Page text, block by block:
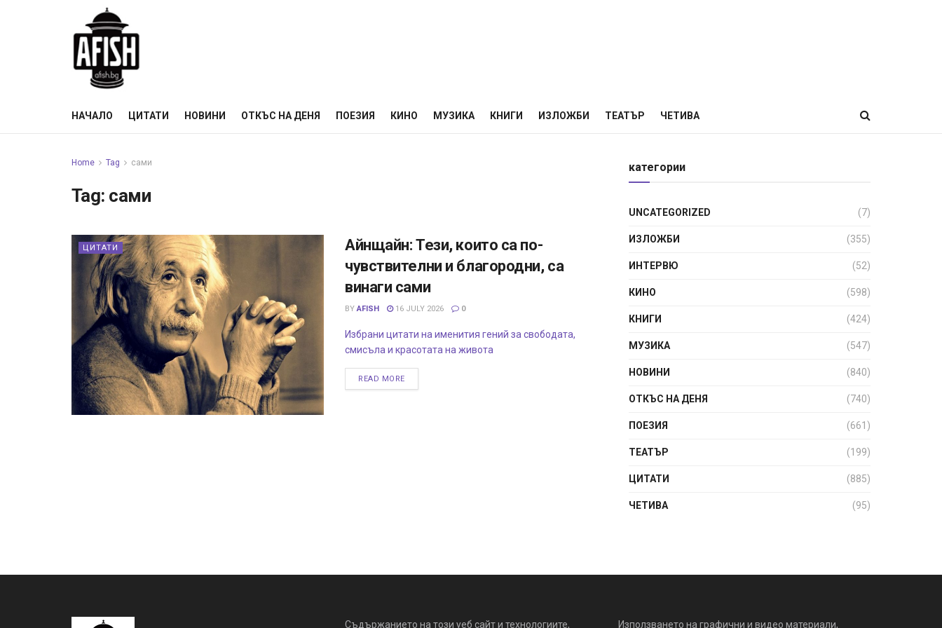
НАЧАЛО ЦИТАТИ НОВИНИ ОТКЪС НА ДЕНЯ ПОЕЗИЯ КИНО МУЗИКА КНИГИ ИЗЛОЖБИ ТЕАТЪР ЧЕТИВА
Home Tag сами
Tag: сами
ЦИТАТИ
Айнщайн: Тези, които са по-
чувствителни и благородни, са
винаги сами
BY AFISH 16 JULY 2026 0
Избрани цитати на именития гений за свободата,
смисъла и красотата на живота
READ MORE
категории
UNCATEGORIZED (7)
ИЗЛОЖБИ (355)
ИНТЕРВЮ (52)
КИНО (598)
КНИГИ (424)
МУЗИКА (547)
НОВИНИ (840)
ОТКЪС НА ДЕНЯ (740)
ПОЕЗИЯ (661)
ТЕАТЪР (199)
ЦИТАТИ (885)
ЧЕТИВА (95)
Съдържанието на този уеб сайт и технологиите, Използването на графични и видео материали,